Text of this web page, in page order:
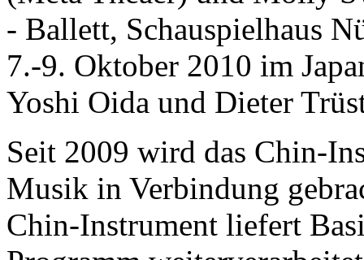
- Ballett, Schauspielhaus
7.-9. Oktober 2010 im
Yoshi Oida und Dieter
Seit 2009 wird das Chin-
Musik in Verbindung
Chin-Instrument liefert